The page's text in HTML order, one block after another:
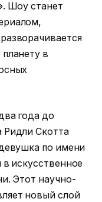
Шоу станет
в
года до
Ридли Скотта
по имени
в искусственное
Этот научно-
новый слой